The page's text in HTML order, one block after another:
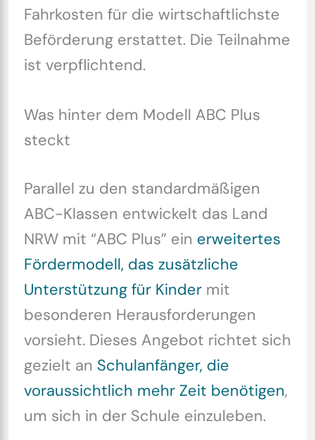
Fahrkosten für die wirtschaftlichste
Beförderung erstattet. Die Teilnahme
ist verpflichtend.
Was hinter dem Modell ABC Plus
steckt
Parallel zu den standardmäßigen
ABC-Klassen entwickelt das Land
NRW mit “ABC Plus” ein erweitertes
Fördermodell, das zusätzliche
Unterstützung für Kindermit
besonderen Herausforderungen
vorsieht. Dieses Angebot richtet sich
gezielt an Schulanfänger, die
voraussichtlich mehr Zeit benötigen,
um sich in der Schule einzuleben.